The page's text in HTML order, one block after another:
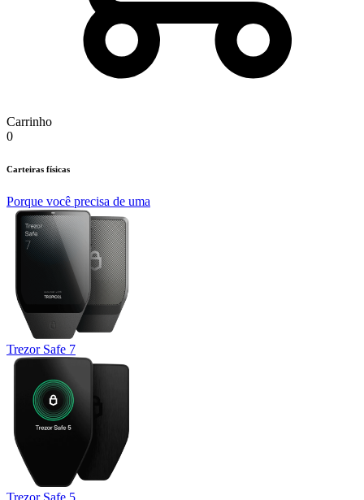
Carrinho
0
Carteiras físicas
Porque você precisa de uma
Trezor Safe 7
Trezor Safe 5